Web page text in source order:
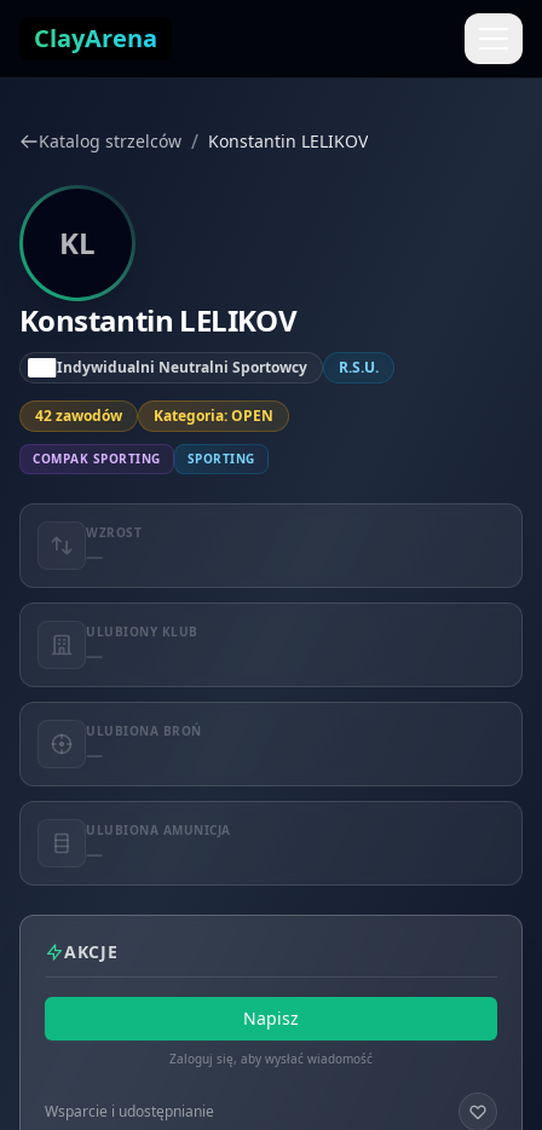
ClayArena
Katalog strzelców / Konstantin LELIKOV
KL
Konstantin LELIKOV
Indywidualni Neutralni Sportowcy R.S.U.
42 zawodów Kategoria: OPEN
COMPAK SPORTING SPORTING
WZROST
—
ULUBIONY KLUB
—
ULUBIONA BROŃ
—
ULUBIONA AMUNICJA
—
AKCJE
Napisz
Zaloguj się, aby wysłać wiadomość
Wsparcie i udostępnianie